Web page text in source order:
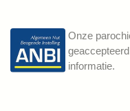
Onze
informatie.